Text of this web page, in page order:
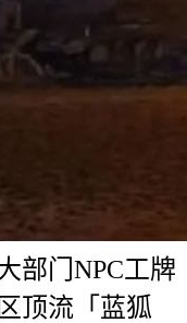
部门NPC工牌
顶流「蓝狐